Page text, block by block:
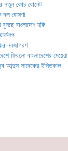
নতুন কোচ বোনেট
দল ঘোষণা
বাংলাদেশ হকি
নবজাগরণ
ফিরলো বাংলাদেশের মেয়েরা
আব্দুস সাদেকের ইন্তিকাল